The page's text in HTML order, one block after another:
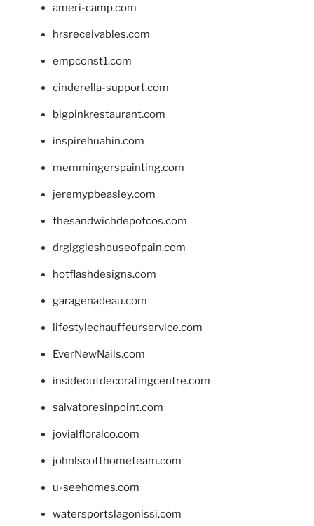
ameri-camp.com
hrsreceivables.com
empconst1.com
cinderella-support.com
bigpinkrestaurant.com
inspirehuahin.com
memmingerspainting.com
jeremypbeasley.com
thesandwichdepotcos.com
drgiggleshouseofpain.com
hotflashdesigns.com
garagenadeau.com
lifestylechauffeurservice.com
EverNewNails.com
insideoutdecoratingcentre.com
salvatoresinpoint.com
jovialfloralco.com
johnlscotthometeam.com
u-seehomes.com
watersportslagonissi.com